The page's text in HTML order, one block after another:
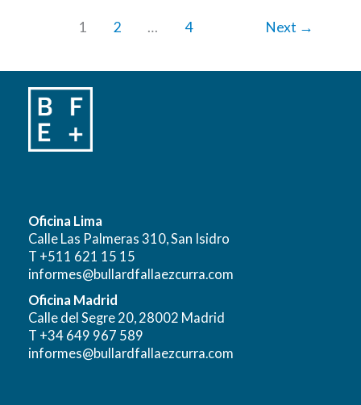
1 2 … 4 Next →
Oficina Lima
Calle Las Palmeras 310, San Isidro
T +511 621 15 15
informes@bullardfallaezcurra.com
Oficina Madrid
Calle del Segre 20, 28002 Madrid
T +34 649 967 589
informes@bullardfallaezcurra.com